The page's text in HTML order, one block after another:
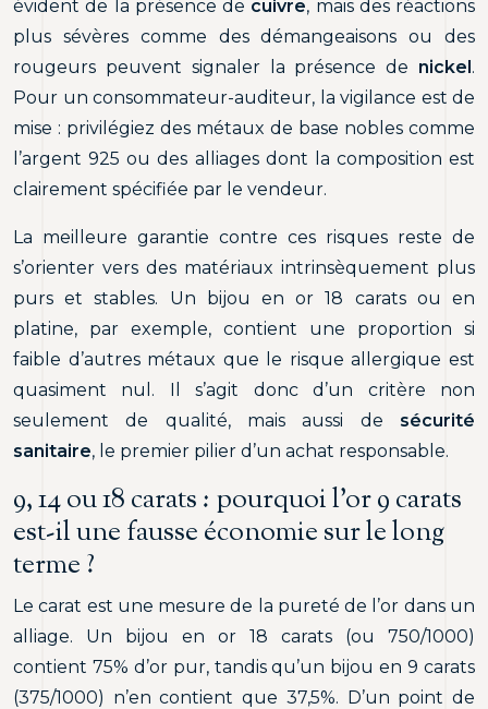
évident de la présence de cuivre, mais des réactions
plus sévères comme des démangeaisons ou des
rougeurs peuvent signaler la présence de nickel.
Pour un consommateur-auditeur, la vigilance est de
mise : privilégiez des métaux de base nobles comme
l’argent 925 ou des alliages dont la composition est
clairement spécifiée par le vendeur.
La meilleure garantie contre ces risques reste de
s’orienter vers des matériaux intrinsèquement plus
purs et stables. Un bijou en or 18 carats ou en
platine, par exemple, contient une proportion si
faible d’autres métaux que le risque allergique est
quasiment nul. Il s’agit donc d’un critère non
seulement de qualité, mais aussi de sécurité
sanitaire, le premier pilier d’un achat responsable.
9, 14 ou 18 carats : pourquoi l’or 9 carats
est-il une fausse économie sur le long
terme ?
Le carat est une mesure de la pureté de l’or dans un
alliage. Un bijou en or 18 carats (ou 750/1000)
contient 75% d’or pur, tandis qu’un bijou en 9 carats
(375/1000) n’en contient que 37,5%. D’un point de